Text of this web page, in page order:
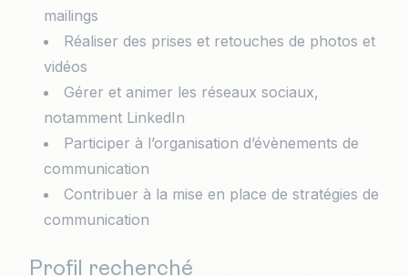
mailings
Réaliser des prises et retouches de photos et
vidéos
Gérer et animer les réseaux sociaux,
notamment LinkedIn
Participer à l’organisation d’évènements de
communication
Contribuer à la mise en place de stratégies de
communication
Profil recherché